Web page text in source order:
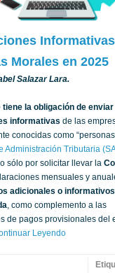
Morales en 2025
Salazar Lara.
tiene la obligación de enviar
informativas de las
conocidas como
Administración Tributaria
sólo por solicitar llevar la
mensuales y
adicionales o
, como complemento a las
de pagos provisionales del
Leyendo